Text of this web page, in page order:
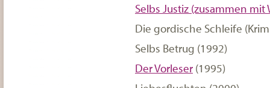
Selbs Justiz (zusammen mit
Die gordische Schleife
Selbs Betrug (1992)
Der Vorleser (1995)